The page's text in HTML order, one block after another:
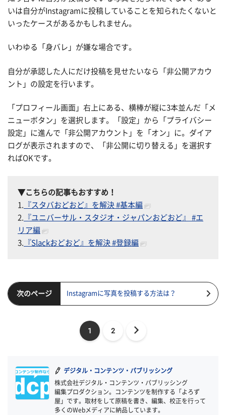
いは自分がInstagramに投稿していることを知られたくないと
いったケースがあるかもしれません。
いわゆる「身バレ」が嫌な場合です。
自分が承認した人にだけ投稿を見せたいなら「非公開アカウ
ント」の設定を行います。
「プロフィール画面」右上にある、横棒が縦に3本並んだ「メ
ニューボタン」を選択します。「設定」から「プライバシー
設定」に進んで「非公開アカウント」を「オン」に。ダイア
ログが表示されますので、「非公開に切り替える」を選択す
ればOKです。
▼こちらの記事もおすすめ！
1.
『スタバおどおど』を解決 #基本編
2.
『ユニバーサル・スタジオ・ジャパンおどおど』 #エ
リア編
3.
『Slackおどおど』を解決 #登録編
次のページ Instagramに写真を投稿する方法は？
1 2
デジタル・コンテンツ・パブリッシング
株式会社デジタル・コンテンツ・パブリッシング
編集プロダクション。コンテンツを制作する「よろず
屋」です。取材をして原稿を書き、編集、校正を行って
多くのWebメディアに納品しています。